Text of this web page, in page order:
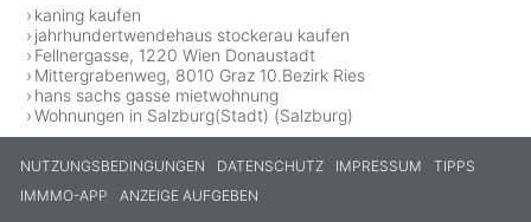
kaning kaufen
jahrhundertwendehaus stockerau kaufen
Fellnergasse, 1220 Wien Donaustadt
Mittergrabenweg, 8010 Graz 10.Bezirk Ries
hans sachs gasse mietwohnung
Wohnungen in Salzburg(Stadt) (Salzburg)
NUTZUNGSBEDINGUNGEN DATENSCHUTZ IMPRESSUM
TIPPS
IMMMO-APP
ANZEIGE AUFGEBEN